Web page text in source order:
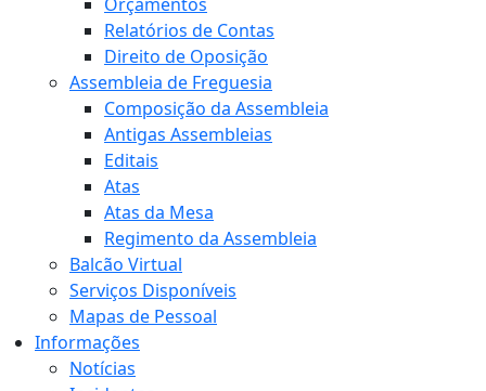
Orçamentos
Relatórios de Contas
Direito de Oposição
Assembleia de Freguesia
Composição da Assembleia
Antigas Assembleias
Editais
Atas
Atas da Mesa
Regimento da Assembleia
Balcão Virtual
Serviços Disponíveis
Mapas de Pessoal
Informações
Notícias